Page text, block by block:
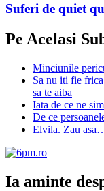
Suferi de quiet
Pe Acelasi
Minciunile
Sa nu iti fie
sa te aiba
Iata de ce ne
De ce
Elvila. Zau
Ia aminte